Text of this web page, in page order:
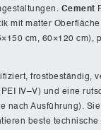
Cement
mit matter
cm, 60×120 cm),
frostbeständig,
IV–V) und eine
nach Ausführung).
beste